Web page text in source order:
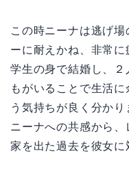
この時ニーナは逃げ
ーに耐えかね、非常に
学生の身で結婚し、
もがいることで生活
う気持ちが良く分かり
ニーナへの共感から
家を出た過去を彼女に